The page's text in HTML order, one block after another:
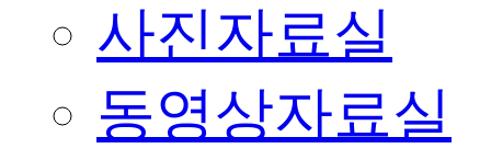
사진자료실
동영상자료실